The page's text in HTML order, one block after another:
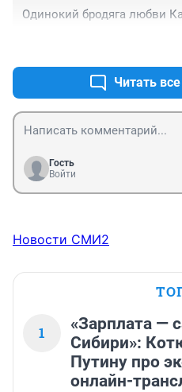
19 марта артист отмечает
Одинокий бродяга любви
Читать
Гость
Войти
Новости СМИ2
1
«Зарплата —
Сибири»:
Путину про
онлайн-